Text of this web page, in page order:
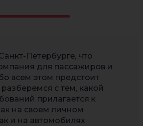
Петербурге, что
для пассажиров и
всем этом предстоит
с тем, какой
прилагается к
на своем личном
и на автомобилях